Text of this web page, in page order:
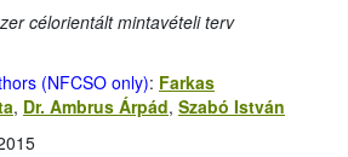
célorientált mintavételi terv
(NFCSO only): Farkas
, Dr. Ambrus Árpád, Szabó István